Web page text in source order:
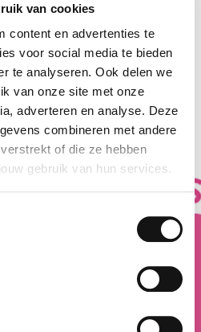
van cookies
content en advertenties te
voor social media te bieden
te analyseren. Ook delen we
van onze site met onze
adverteren en analyse. Deze
combineren met andere
of die ze hebben
gebruik van hun services.
met dagverse vis, met oog
jouw favoriete sushi gemakkelijk
aan de Steenvoordelaan.